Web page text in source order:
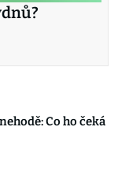
Co ho čeká